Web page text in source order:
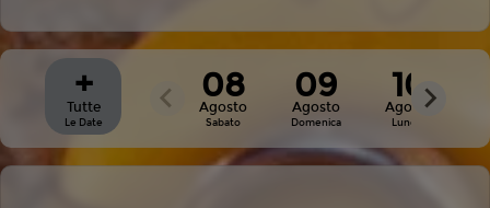
+
Tutte
Le Date
08
Agosto
Sabato
09
Agosto
Domenica
10
Agosto
Lunedì